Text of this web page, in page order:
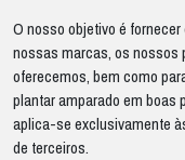
O nosso objetivo é fornecer
nossas marcas, os nossos
oferecemos, bem como
plantar amparado em boas
aplica-se exclusivamente
de terceiros.